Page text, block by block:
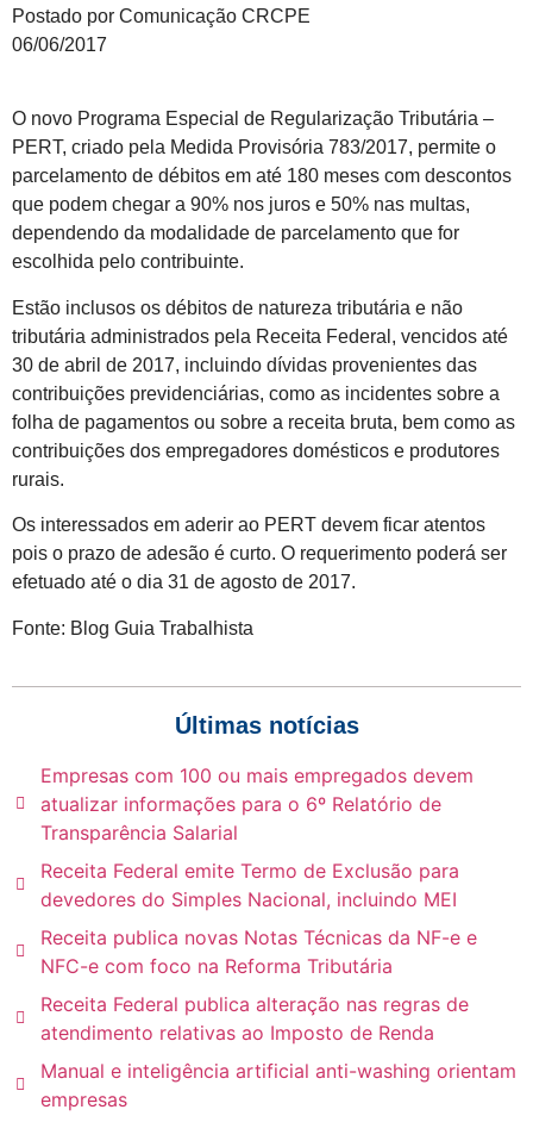
Postado por Comunicação CRCPE
06/06/2017
O novo Programa Especial de Regularização Tributária –
PERT, criado pela Medida Provisória 783/2017, permite o
parcelamento de débitos em até 180 meses com descontos
que podem chegar a 90% nos juros e 50% nas multas,
dependendo da modalidade de parcelamento que for
escolhida pelo contribuinte.
Estão inclusos os débitos de natureza tributária e não
tributária administrados pela Receita Federal, vencidos até
30 de abril de 2017, incluindo dívidas provenientes das
contribuições previdenciárias, como as incidentes sobre a
folha de pagamentos ou sobre a receita bruta, bem como as
contribuições dos empregadores domésticos e produtores
rurais.
Os interessados em aderir ao PERT devem ficar atentos
pois o prazo de adesão é curto. O requerimento poderá ser
efetuado até o dia 31 de agosto de 2017.
Fonte: Blog Guia Trabalhista
Últimas notícias
Empresas com 100 ou mais empregados devem
atualizar informações para o 6º Relatório de
Transparência Salarial
Receita Federal emite Termo de Exclusão para
devedores do Simples Nacional, incluindo MEI
Receita publica novas Notas Técnicas da NF-e e
NFC-e com foco na Reforma Tributária
Receita Federal publica alteração nas regras de
atendimento relativas ao Imposto de Renda
Manual e inteligência artificial anti-washing orientam
empresas